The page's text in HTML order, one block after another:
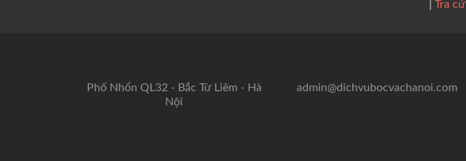
Tra
Phố Nhổn QL32 - Bắc Từ Liêm - Hà
Nội
admin@dichvubocvachanoi.com